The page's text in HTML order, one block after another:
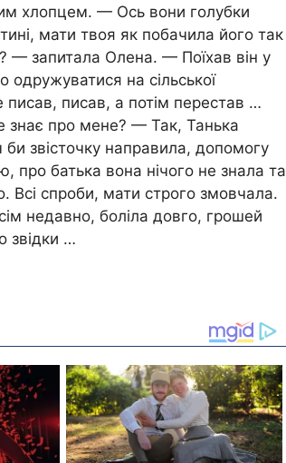
хлопцем. — Ось вони голубки
мати твоя як побачила його так
— запитала Олена. — Поїхав він у
на сільської
писав, писав, а потім перестав …
знає про мене? — Так, Танька
звісточку направила, допомогу
батька вона нічого не знала та
Всі спроби, мати строго змовчала.
недавно, боліла довго, грошей
звідки …